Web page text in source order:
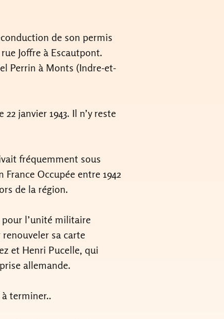
de son permis
Joffre à Escautpont.
Perrin à Monts (Indre-et-
janvier 1943. Il n’y reste
fréquemment sous
Occupée entre 1942
de la région.
pour l’unité militaire
sa carte
et Henri Pucelle, qui
allemande.
terminer..